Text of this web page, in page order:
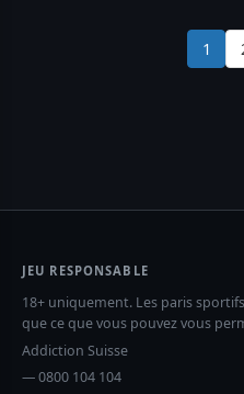
1
JEU RESPONSABLE
18+ uniquement. Les paris
que ce que vous pouvez vous
Addiction Suisse
— 0800 104 104